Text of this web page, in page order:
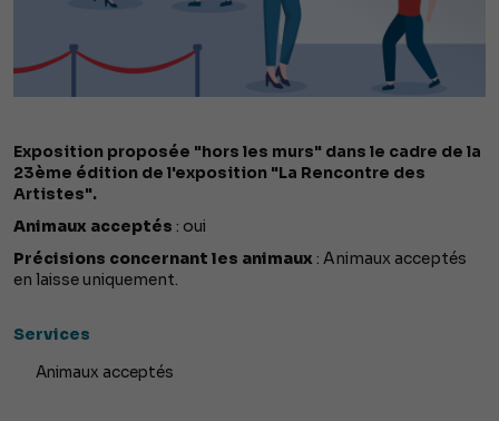
Exposition proposée "hors les murs" dans le cadre de la
23ème édition de l'exposition "La Rencontre des
Artistes".
Animaux acceptés : oui
Précisions concernant les animaux : Animaux acceptés
en laisse uniquement.
Services
Animaux acceptés